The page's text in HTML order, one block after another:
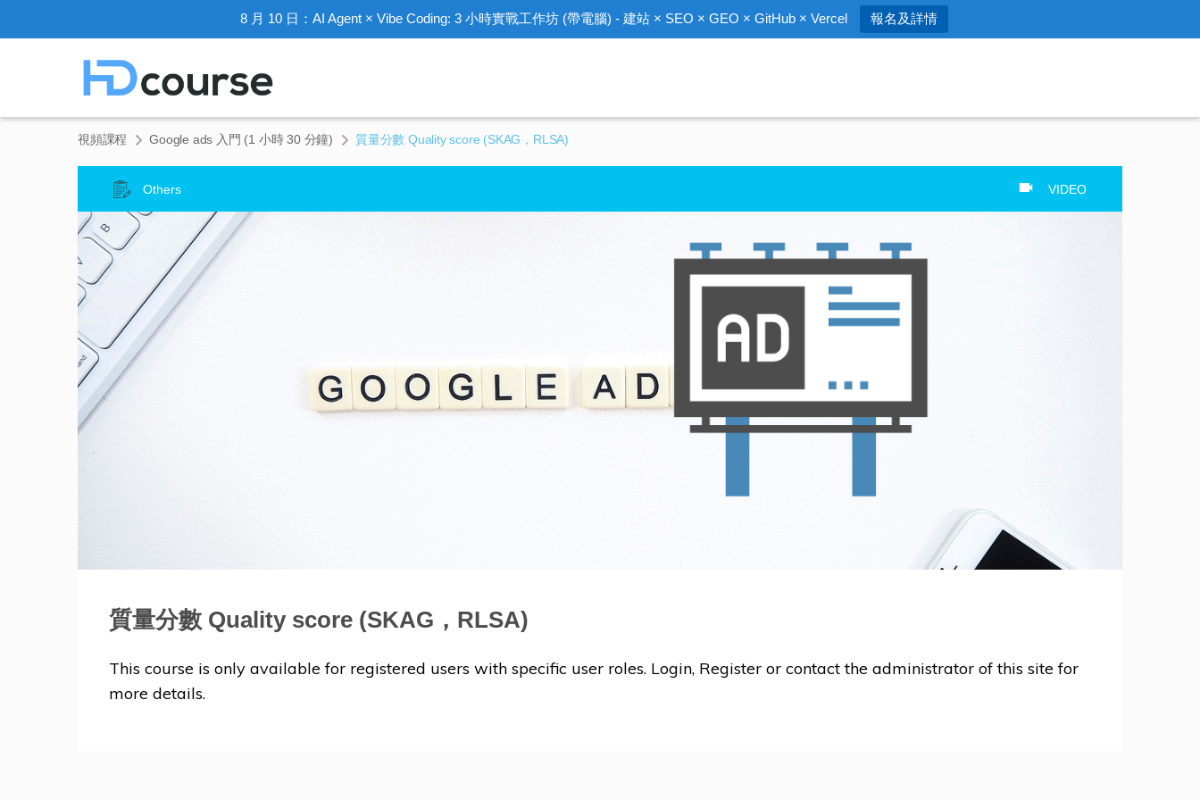
8 月 10 日：AI Agent × Vibe Coding: 3 小時實戰工作坊 (帶電腦) - 建站 × SEO × GEO × GitHub × Vercel 報名及詳情
視頻課程 Google ads 入門 (1 小時 30 分鐘) 質量分數 Quality score (SKAG，RLSA)
Others VIDEO
質量分數 Quality score (SKAG，RLSA)
This course is only available for registered users with specific user roles. Login, Register or contact the administrator of this site for
more details.